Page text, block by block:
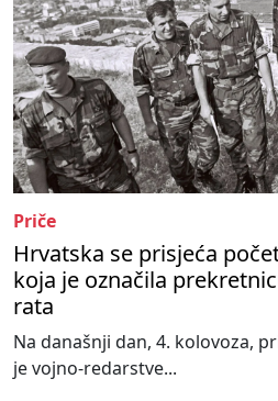
Priče
Hrvatska se prisjeća
koja je označila
rata
Na današnji dan, 4. kolovoza,
je vojno-redarstve...